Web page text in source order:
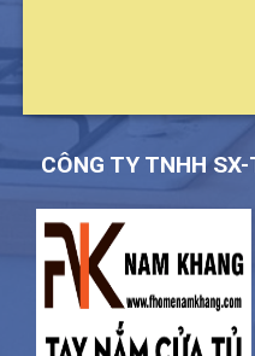
CÔNG TY TNHH